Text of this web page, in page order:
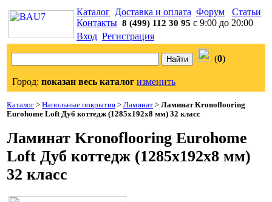
Каталог Доставка и оплата Форум
Статьи
Контакты 8 (499) 112 30 95 с 9:00 до 20:00
Вход Регистрация
(0)
Город: показан весь каталог изменить
Каталог > Напольные покрытия > Ламинат > Ламинат Kronoflooring
Eurohome Loft Дуб коттедж (1285x192x8 мм) 32 класс
Ламинат Kronoflooring Eurohome
Loft Дуб коттедж (1285x192x8 мм)
32 класс